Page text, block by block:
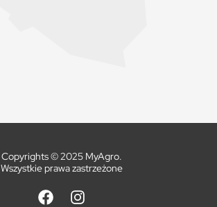
Copyrights © 2025 MyAgro.
Wszystkie prawa zastrzeżone